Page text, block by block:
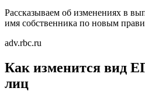
Рассказываем об изменениях в
имя собственника по новым
adv.rbc.ru
Как изменится вид
лиц